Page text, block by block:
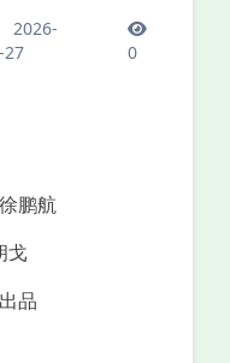
2026-
27
0
鹏航
戈
品